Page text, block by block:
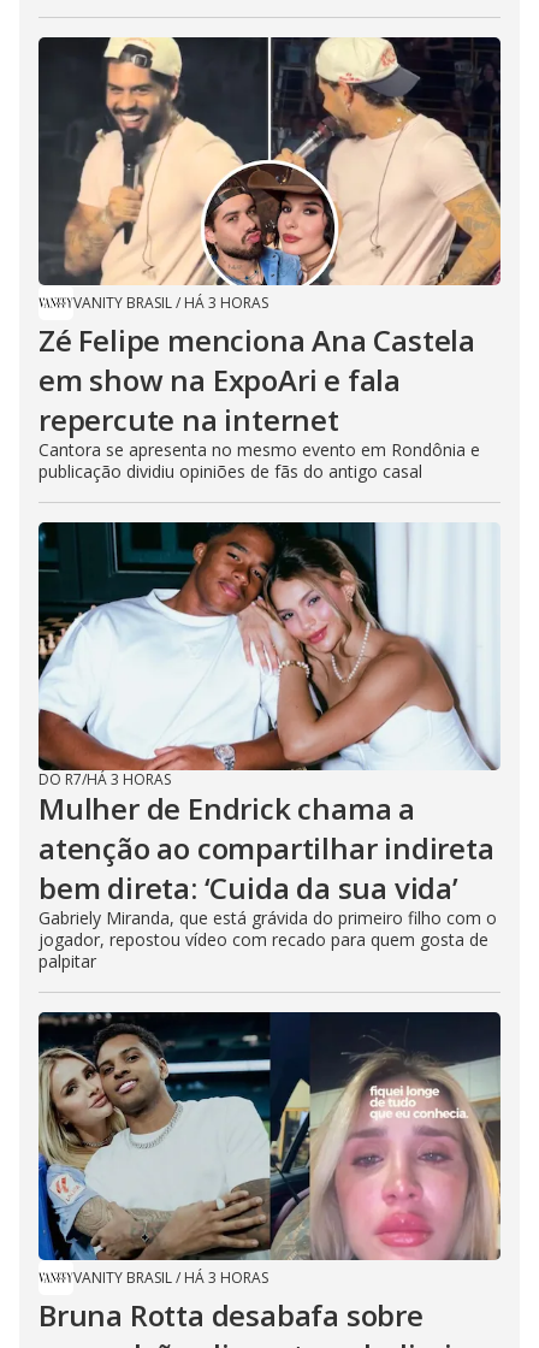
VANITY BRASIL/ HÁ 3 HORAS
Zé Felipe menciona Ana Castela
em show na ExpoAri e fala
repercute na internet
Cantora se apresenta no mesmo evento em Rondônia e
publicação dividiu opiniões de fãs do antigo casal
DO R7/HÁ 3 HORAS
Mulher de Endrick chama a
atenção ao compartilhar indireta
bem direta: ‘Cuida da sua vida’
Gabriely Miranda, que está grávida do primeiro filho com o
jogador, repostou vídeo com recado para quem gosta de
palpitar
VANITY BRASIL/ HÁ 3 HORAS
Bruna Rotta desabafa sobre